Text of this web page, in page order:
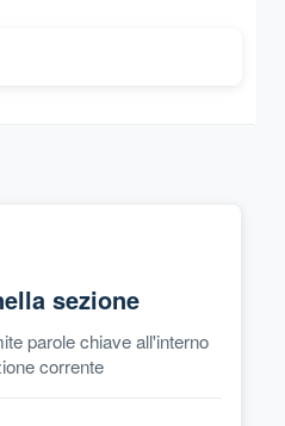
sezione
parole chiave all'interno
corrente